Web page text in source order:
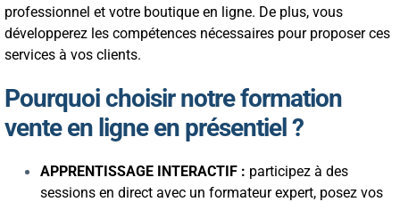
professionnel et votre boutique en ligne. De plus, vous
développerez les compétences nécessaires pour proposer ces
services à vos clients.
Pourquoi choisir notre formation
vente en ligne en présentiel ?
APPRENTISSAGE INTERACTIF : participez à des
sessions en direct avec un formateur expert, posez vos